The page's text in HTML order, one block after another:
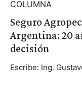
COLUMNA
Seguro
Argentina: 20
decisión
Escribe: Ing.